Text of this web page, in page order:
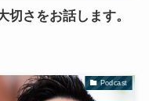
切さをお話します。
Podcast